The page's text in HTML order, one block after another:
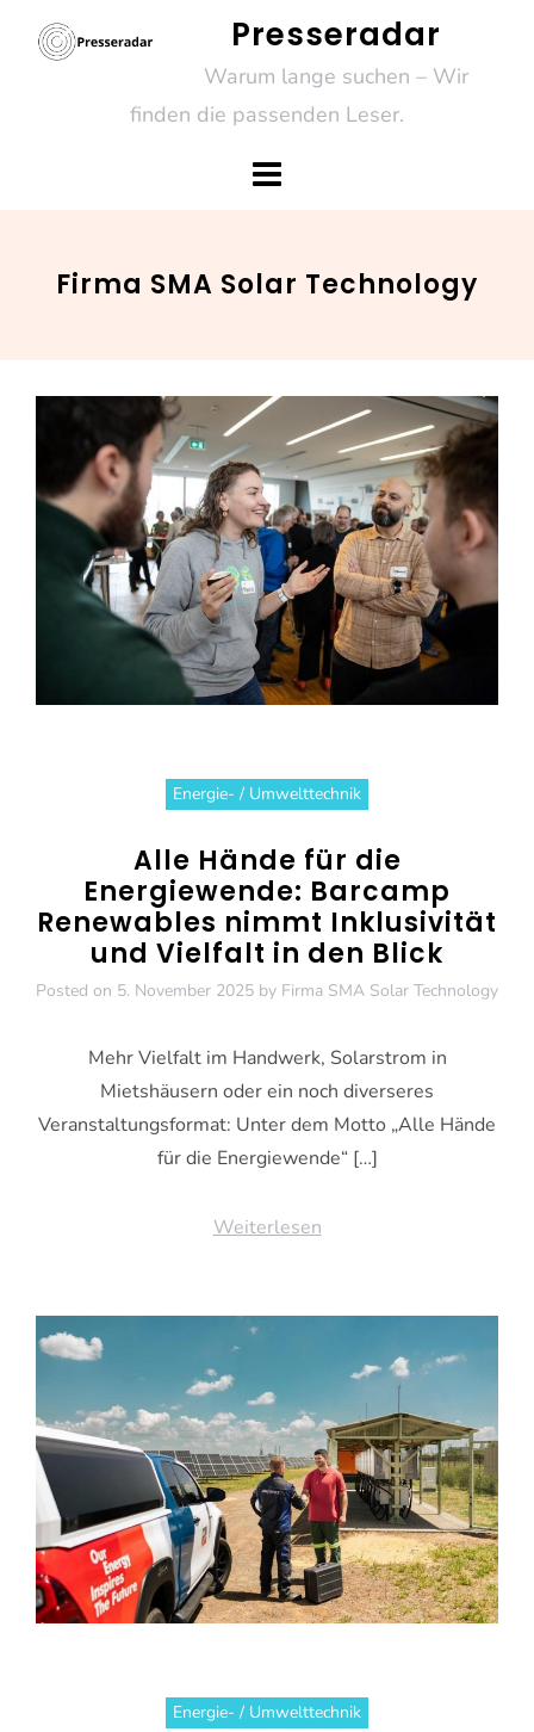
Presseradar
Warum lange suchen – Wir
finden die passenden Leser.
Firma SMA Solar Technology
Energie- / Umwelttechnik
Alle Hände für die
Energiewende: Barcamp
Renewables nimmt Inklusivität
und Vielfalt in den Blick
Posted on 5. November 2025 by Firma SMA Solar Technology
Mehr Vielfalt im Handwerk, Solarstrom in
Mietshäusern oder ein noch diverseres
Veranstaltungsformat: Unter dem Motto „Alle Hände
für die Energiewende“ […]
Weiterlesen
Energie- / Umwelttechnik